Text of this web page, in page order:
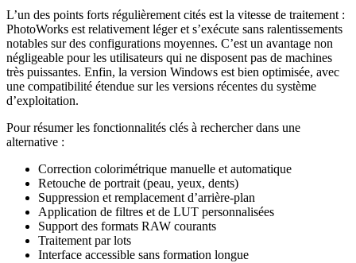
L’un des points forts régulièrement cités est la vitesse de traitement :
PhotoWorks est relativement léger et s’exécute sans ralentissements
notables sur des configurations moyennes. C’est un avantage non
négligeable pour les utilisateurs qui ne disposent pas de machines
très puissantes. Enfin, la version Windows est bien optimisée, avec
une compatibilité étendue sur les versions récentes du système
d’exploitation.
Pour résumer les fonctionnalités clés à rechercher dans une
alternative :
Correction colorimétrique manuelle et automatique
Retouche de portrait (peau, yeux, dents)
Suppression et remplacement d’arrière-plan
Application de filtres et de LUT personnalisées
Support des formats RAW courants
Traitement par lots
Interface accessible sans formation longue